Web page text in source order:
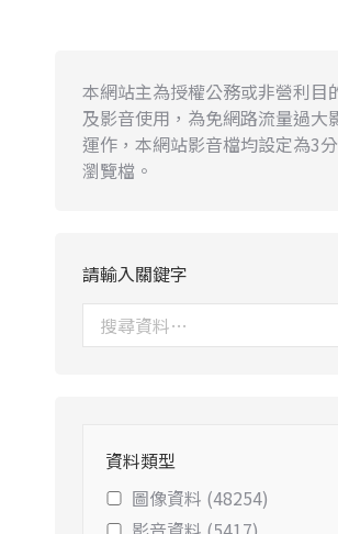
本網站主為授權公務或非營利目
及影音使用，為免網路流量過大
運作，本網站影音檔均設定為3
瀏覽檔。
請輸入關鍵字
資料類型
圖像資料 (48254)